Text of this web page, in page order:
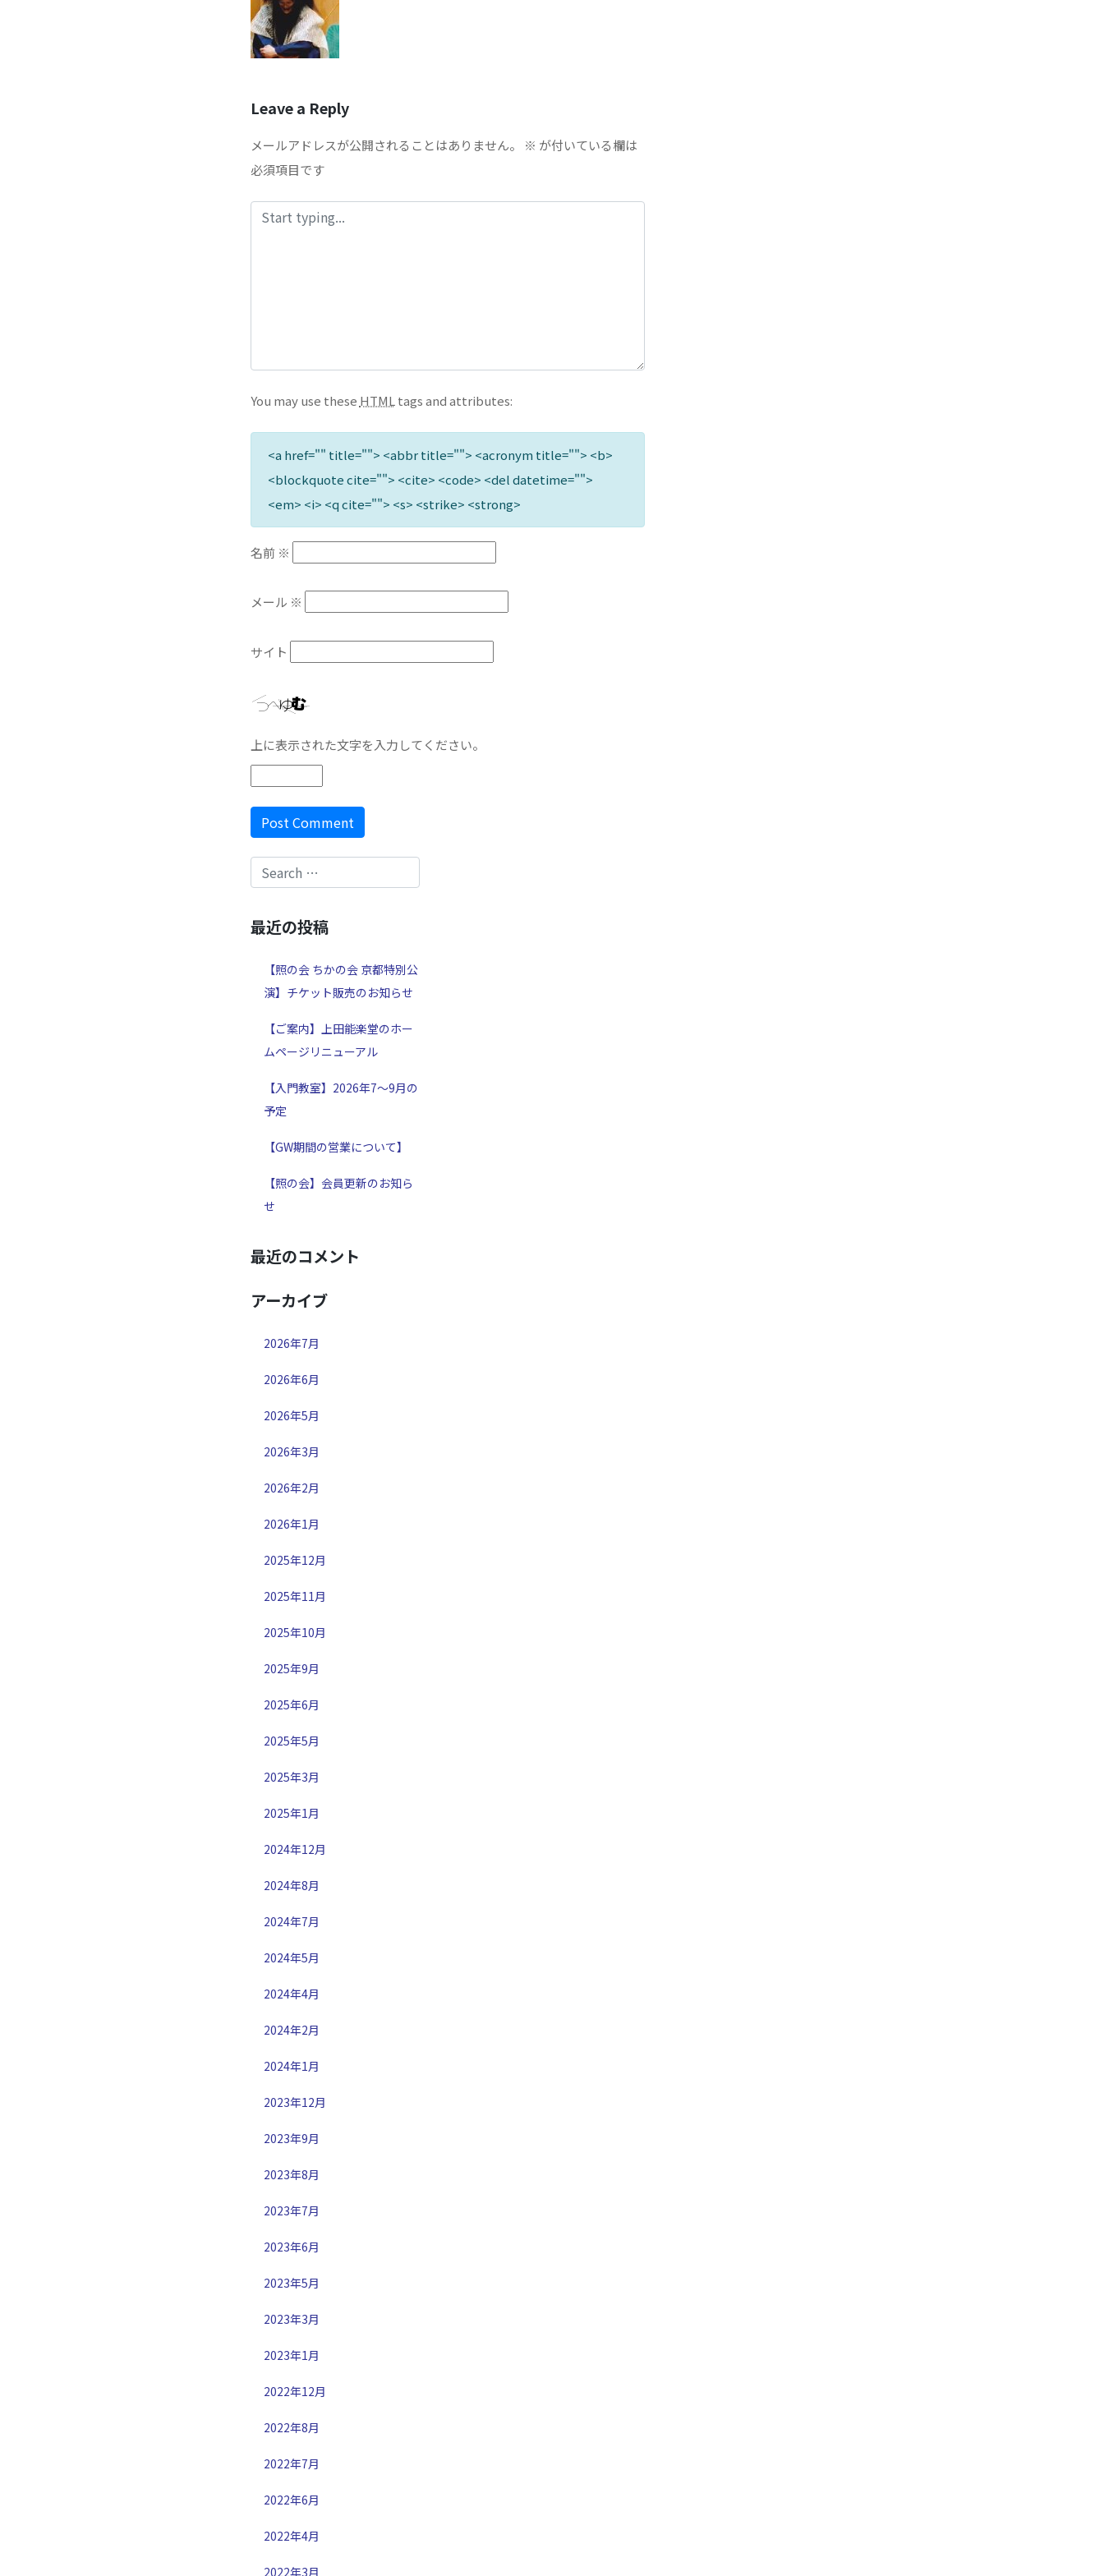
Leave a Reply
メールアドレスが公開されることはありません。 ※ が付いている欄は
必須項目です
You may use these HTML tags and attributes:
<a href="" title=""> <abbr title=""> <acronym title=""> <b>
<blockquote cite=""> <cite> <code> <del datetime="">
<em> <i> <q cite=""> <s> <strike> <strong>
名前 ※
メール ※
サイト
上に表示された文字を入力してください。
最近の投稿
【照の会 ちかの会 京都特別公
演】チケット販売のお知らせ
【ご案内】上田能楽堂のホー
ムページリニューアル
【入門教室】2026年7～9月の
予定
【GW期間の営業について】
【照の会】会員更新のお知ら
せ
最近のコメント
アーカイブ
2026年7月
2026年6月
2026年5月
2026年3月
2026年2月
2026年1月
2025年12月
2025年11月
2025年10月
2025年9月
2025年6月
2025年5月
2025年3月
2025年1月
2024年12月
2024年8月
2024年7月
2024年5月
2024年4月
2024年2月
2024年1月
2023年12月
2023年9月
2023年8月
2023年7月
2023年6月
2023年5月
2023年3月
2023年1月
2022年12月
2022年8月
2022年7月
2022年6月
2022年4月
2022年3月